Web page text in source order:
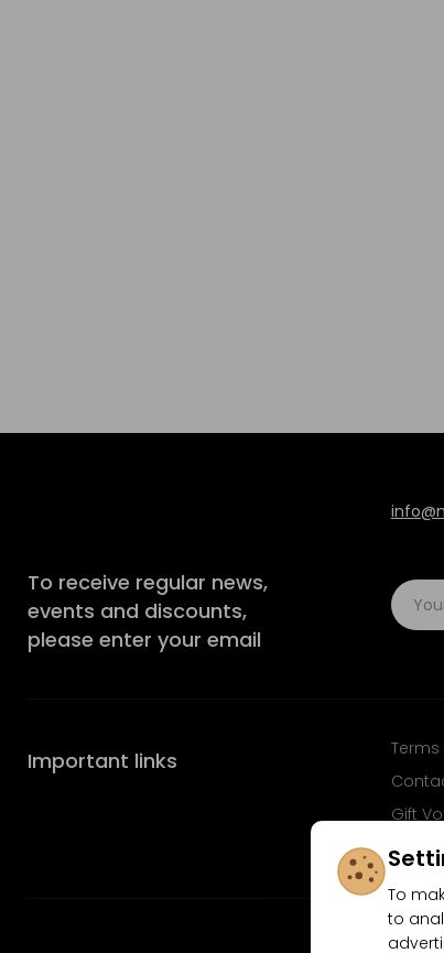
To receive regular news,
events and discounts,
please enter your email
Important links
Gift
FAQ
To
to